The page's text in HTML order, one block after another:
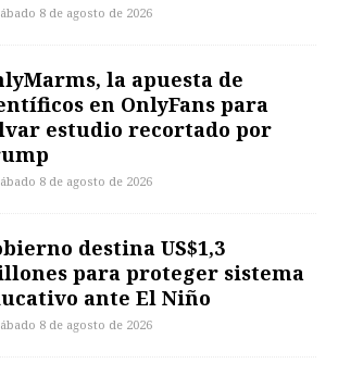
8 de agosto de 2026
la apuesta de
en OnlyFans para
estudio recortado por
8 de agosto de 2026
destina US$1,3
para proteger sistema
ante El Niño
8 de agosto de 2026